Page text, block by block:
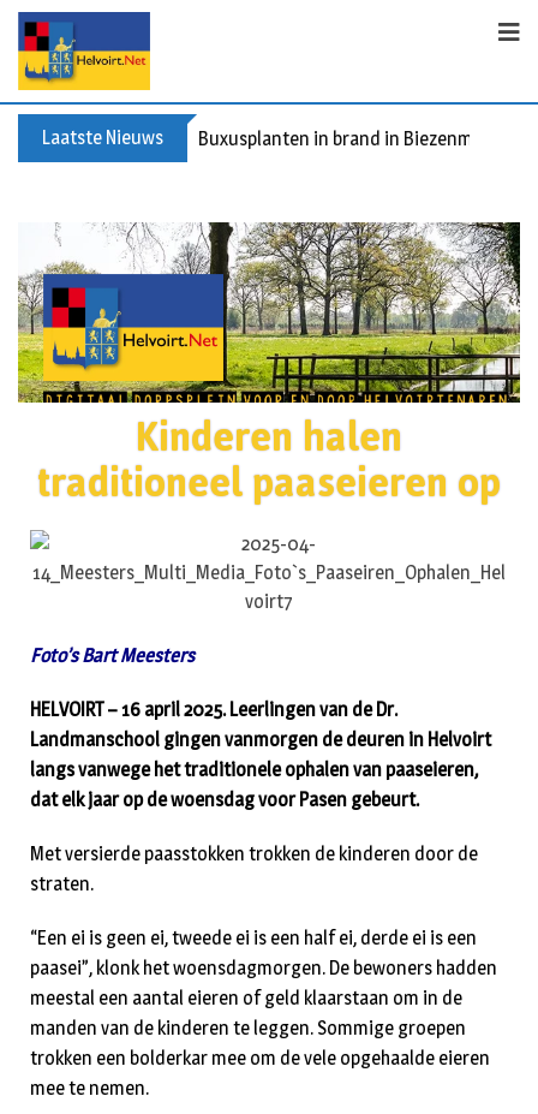
Laatste Nieuws Spreidingswet asielzoekers: hoe zit dat?
Kinderen halen
traditioneel paaseieren op
Foto’s Bart Meesters
HELVOIRT – 16 april 2025. Leerlingen van de Dr.
Landmanschool gingen vanmorgen de deuren in Helvoirt
langs vanwege het traditionele ophalen van paaseieren,
dat elk jaar op de woensdag voor Pasen gebeurt.
Met versierde paasstokken trokken de kinderen door de
straten.
“Een ei is geen ei, tweede ei is een half ei, derde ei is een
paasei”, klonk het woensdagmorgen. De bewoners hadden
meestal een aantal eieren of geld klaarstaan om in de
manden van de kinderen te leggen. Sommige groepen
trokken een bolderkar mee om de vele opgehaalde eieren
mee te nemen.